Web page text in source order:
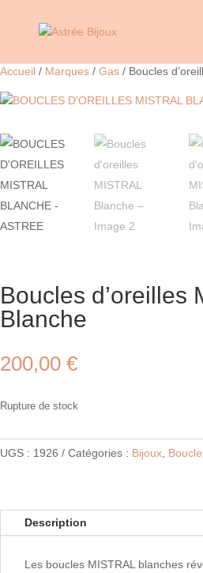
Accueil / Marques / Gas / Boucles
Boucles d’oreilles
Blanche
200,00 €
Rupture de stock
UGS : 1926 Catégories : Bijoux
Description
Les boucles MISTRAL blanches